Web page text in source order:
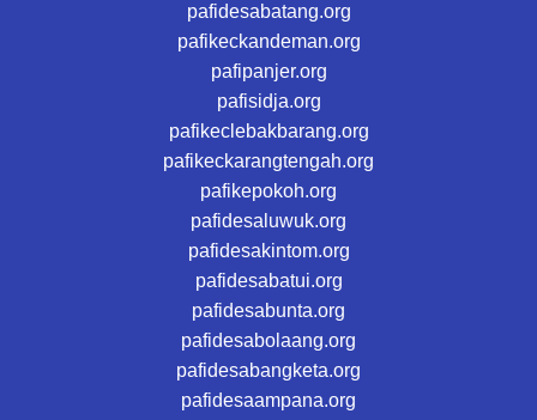
pafidesabatang.org
pafikeckandeman.org
pafipanjer.org
pafisidja.org
pafikeclebakbarang.org
pafikeckarangtengah.org
pafikepokoh.org
pafidesaluwuk.org
pafidesakintom.org
pafidesabatui.org
pafidesabunta.org
pafidesabolaang.org
pafidesabangketa.org
pafidesaampana.org